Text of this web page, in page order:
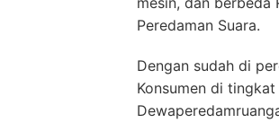
Peredaman Suara.
Dengan sudah di
Konsumen di